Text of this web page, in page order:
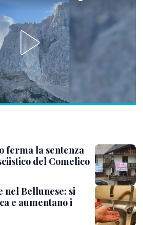
ferma la sentenza
del Comelico
nel Bellunese: si
e aumentano i